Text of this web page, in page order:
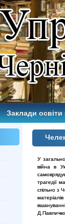
Заклади освіти
У
війна в
трагедії
спільно з
Д.Павличко